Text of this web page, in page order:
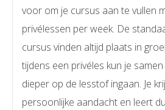
voor om je cursus aan te vullen
privélessen per week. De
cursus vinden altijd plaats in
tijdens een privéles kun je
dieper op de lesstof ingaan. Je
persoonlijke aandacht en leert